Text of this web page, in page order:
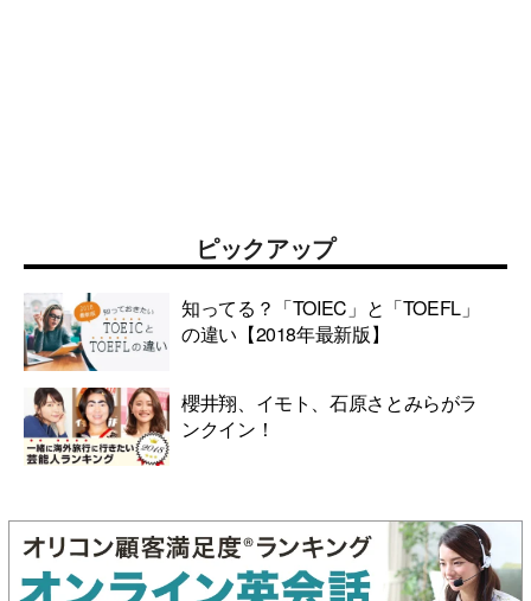
ピックアップ
知ってる？「TOIEC」と「TOEFL」
の違い【2018年最新版】
櫻井翔、イモト、石原さとみらがラ
ンクイン！